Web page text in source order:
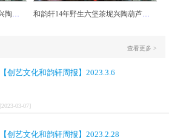
和韵轩2002年老茶头六堡茶坭兴陶葫芦茶罐 和韵轩14年野生六堡茶坭兴陶葫芦茶罐
【创艺文化和韵轩周报】2023.3.6
[2023-03-07]
【创艺文化和韵轩周报】2023.2.28
查看更多 >